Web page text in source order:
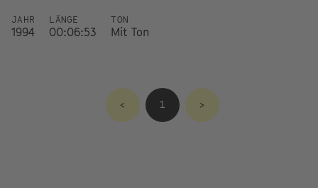
JAHR
1994
LÄNGE
00:06:53
TON
Mit Ton
< 1 >